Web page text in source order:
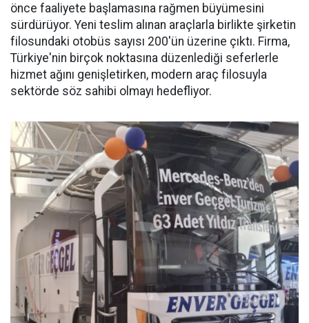
önce faaliyete başlamasına rağmen büyümesini
sürdürüyor. Yeni teslim alınan araçlarla birlikte şirketin
filosundaki otobüs sayısı 200'ün üzerine çıktı. Firma,
Türkiye'nin birçok noktasına düzenlediği seferlerle
hizmet ağını genişletirken, modern araç filosuyla
sektörde söz sahibi olmayı hedefliyor.